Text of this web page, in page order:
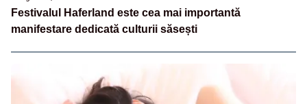
Festivalul Haferland este cea mai importantă
manifestare dedicată culturii săsești